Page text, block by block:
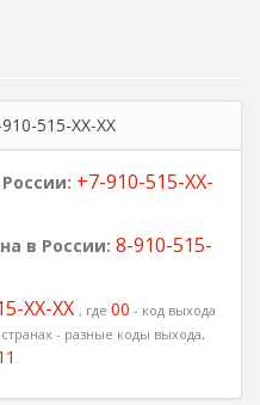
515-XX-XX
+7-910-515-XX-
в России: 8-910-515-
XX-XX , где 00 - код выхода
- разные коды выхода,
.